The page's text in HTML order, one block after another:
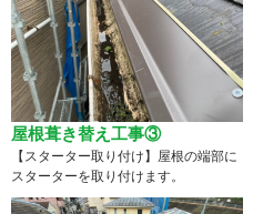
屋根葺き替え工事③
【スターター取り付け】屋根の端部に
スターターを取り付けます。